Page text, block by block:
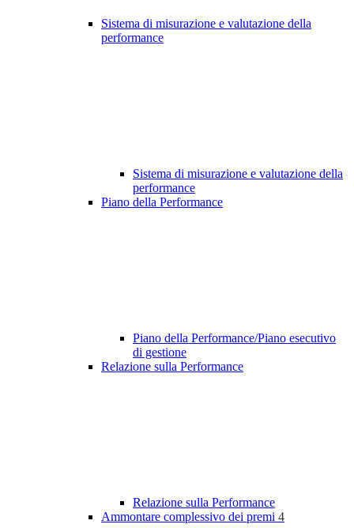
Sistema di misurazione e valutazione della
performance
Sistema di misurazione e valutazione della
performance
Piano della Performance
Piano della Performance/Piano esecutivo
di gestione
Relazione sulla Performance
Relazione sulla Performance
Ammontare complessivo dei premi 4